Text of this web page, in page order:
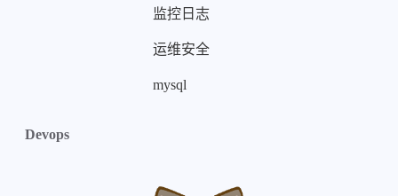
监控日志
运维安全
mysql
Devops